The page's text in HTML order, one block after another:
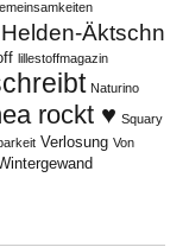
Äktschn
lillestoffmagazin
Naturino
rockt ♥ Squary
Verlosung Von